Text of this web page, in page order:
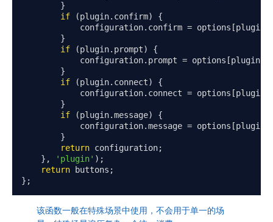
}
if
(plugin. confirm)
{
            configuration
. confirm = options [plugin
}
if
(plugin. prompt)
{
            configuration
. prompt = options [plugin
}
if
(plugin. connect)
{
            configuration
. connect = options [plugin
}
if
(plugin.message)
{
            configuration
.message = options [plugin
}
return configuration;
},
'plugin' );
return buttons ;
};
该函数一般在特殊场景中使用，不会用于单一的场